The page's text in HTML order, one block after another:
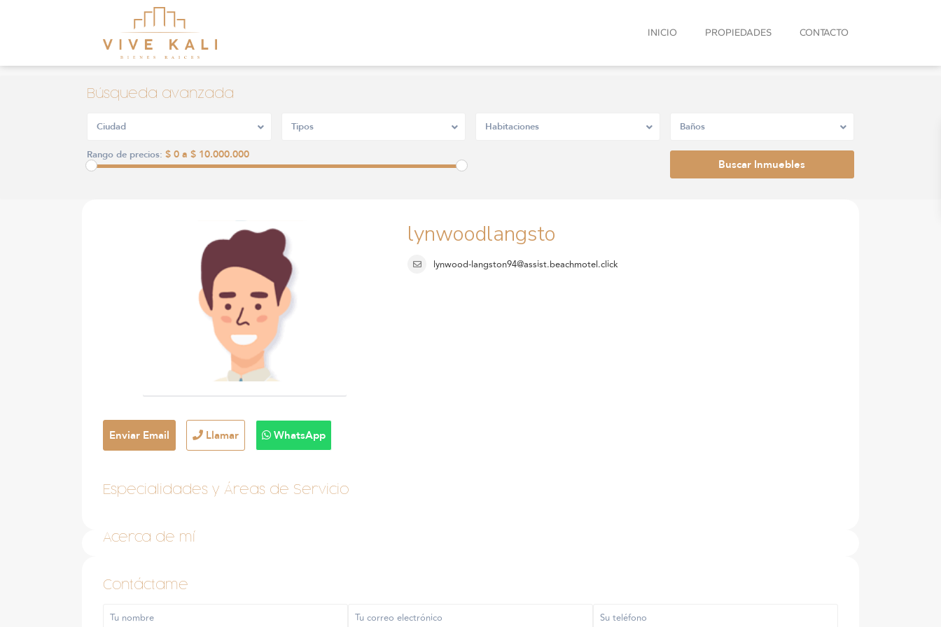
INICIO PROPIEDADES CONTACTO
Búsqueda avanzada
Ciudad Tipos Habitaciones Baños
Rango de precios: $ 0 a $ 10.000.000
lynwoodlangsto
lynwood-langston94@assist.beachmotel.click
Enviar Email Llamar WhatsApp
Especialidades y Áreas de Servicio
Acerca de mí
Contáctame